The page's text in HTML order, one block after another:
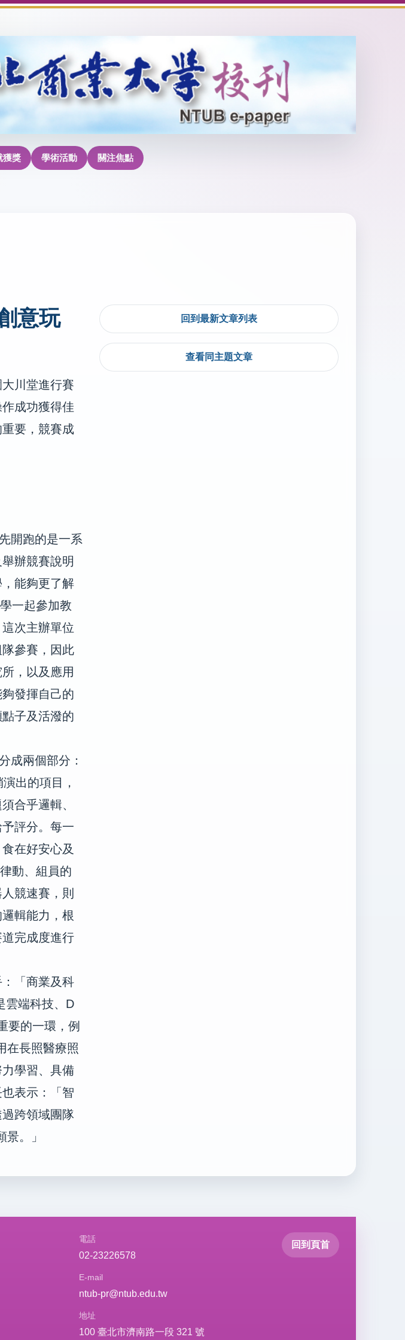
獲獎 學術活動 關注焦點
意玩
川堂進行賽
成功獲得佳
要，競賽成
開跑的是一系
辦競賽說明
能夠更了解
一起參加教
次主辦單位
參賽，因此
，以及應用
發揮自己的
子及活潑的
成兩個部分：
出的項目，
合乎邏輯、
評分。每一
在好安心及
動、組員的
競速賽，則
輯能力，根
完成度進行
「商業及科
雲端科技、 D
要的一環，例
在長照醫療照
學習、具備
表示：「智
跨領域團隊
景。」
回到最新文章列表
查看同主題文章
電話
02-23226578
E-mail
ntub-pr@ntub.edu.tw
地址
100 臺北市濟南路一段 321 號
回到頁首